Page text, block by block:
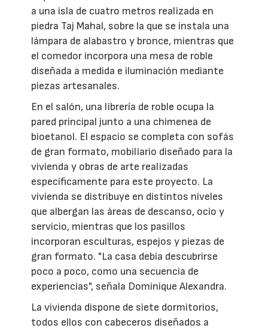
a una isla de cuatro metros realizada en
piedra Taj Mahal, sobre la que se instala una
lámpara de alabastro y bronce, mientras que
el comedor incorpora una mesa de roble
diseñada a medida e iluminación mediante
piezas artesanales.
En el salón, una librería de roble ocupa la
pared principal junto a una chimenea de
bioetanol. El espacio se completa con sofás
de gran formato, mobiliario diseñado para la
vivienda y obras de arte realizadas
específicamente para este proyecto. La
vivienda se distribuye en distintos niveles
que albergan las áreas de descanso, ocio y
servicio, mientras que los pasillos
incorporan esculturas, espejos y piezas de
gran formato. "La casa debía descubrirse
poco a poco, como una secuencia de
experiencias", señala Dominique Alexandra.
La vivienda dispone de siete dormitorios,
todos ellos con cabeceros diseñados a